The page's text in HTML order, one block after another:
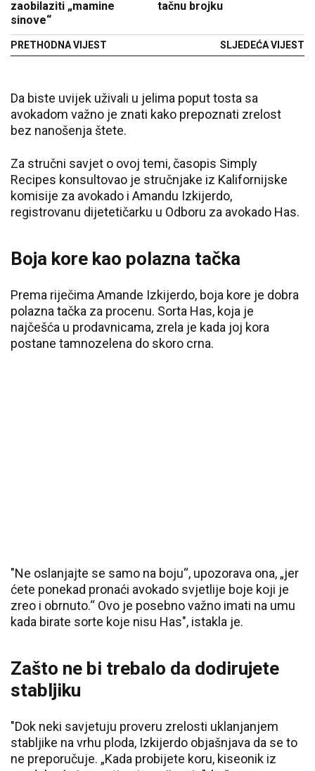
zaobilaziti „mamine
sinove“
PRETHODNA VIJEST
tačnu brojku
SLJEDEĆA VIJEST
Da biste uvijek uživali u jelima poput tosta sa
avokadom važno je znati kako prepoznati zrelost
bez nanošenja štete.
Za stručni savjet o ovoj temi, časopis Simply
Recipes konsultovao je stručnjake iz Kalifornijske
komisije za avokado i Amandu Izkijerdo,
registrovanu dijetetičarku u Odboru za avokado Has.
Boja kore kao polazna tačka
Prema riječima Amande Izkijerdo, boja kore je dobra
polazna tačka za procenu. Sorta Has, koja je
najčešća u prodavnicama, zrela je kada joj kora
postane tamnozelena do skoro crna.
"Ne oslanjajte se samo na boju“, upozorava ona, „jer
ćete ponekad pronaći avokado svjetlije boje koji je
zreo i obrnuto.“ Ovo je posebno važno imati na umu
kada birate sorte koje nisu Has", istakla je.
Zašto ne bi trebalo da dodirujete
stabljiku
"Dok neki savjetuju proveru zrelosti uklanjanjem
stabljike na vrhu ploda, Izkijerdo objašnjava da se to
ne preporučuje. „Kada probijete koru, kiseonik iz